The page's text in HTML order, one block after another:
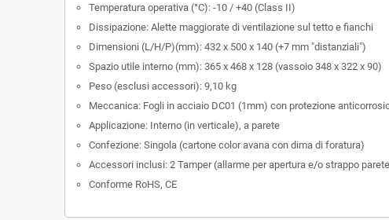
Temperatura operativa (°C): -10 / +40 (Class II)
Dissipazione: Alette maggiorate di ventilazione sul tetto e fianchi
Dimensioni (L/H/P)(mm): 432 x 500 x 140 (+7 mm "distanziali")
Spazio utile interno (mm): 365 x 468 x 128 (vassoio 348 x 322 x 90)
Peso (esclusi accessori): 9,10 kg
Meccanica: Fogli in acciaio DC01 (1mm) con protezione
Applicazione: Interno (in verticale), a parete
Confezione: Singola (cartone color avana con dima di foratura)
Accessori inclusi: 2 Tamper (allarme per apertura e/o strappo
Conforme RoHS, CE